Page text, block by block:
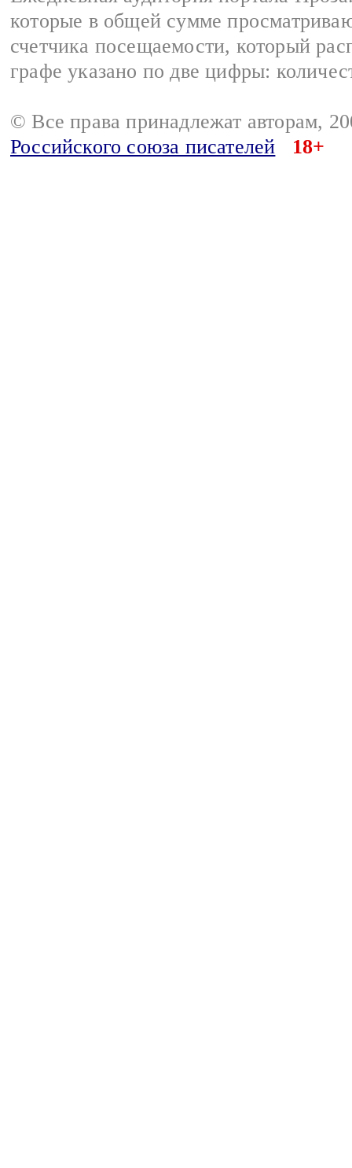
которые в общей сумме
счетчика посещаемости, который
графе указано по две цифры:
© Все права принадлежат авторам,
Российского союза писателей
18+